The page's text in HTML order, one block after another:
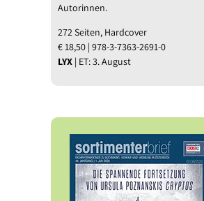
Autorinnen.
272 Seiten, Hardcover
€ 18,50 | 978-3-7363-2691-0
LYX | ET: 3. August